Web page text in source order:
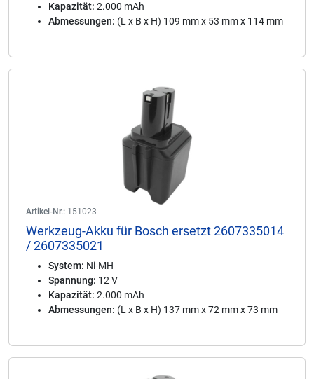
Kapazität: 2.000 mAh
Abmessungen: (L x B x H) 109 mm x 53 mm x 114 mm
Artikel-Nr.: 151023
Werkzeug-Akku für Bosch ersetzt 2607335014
/ 2607335021
System: Ni-MH
Spannung: 12 V
Kapazität: 2.000 mAh
Abmessungen: (L x B x H) 137 mm x 72 mm x 73 mm